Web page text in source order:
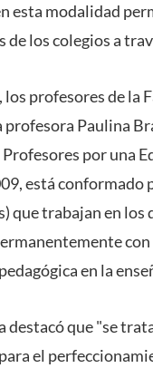
esta modalidad
de los colegios a
los profesores de la
profesora Paulina
Profesores por una
está conformado
que trabajan en los
en la
destacó que "se
el